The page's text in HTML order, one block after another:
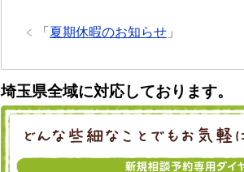
「 夏期休暇のお知らせ 」
埼玉県全域に対応しております。